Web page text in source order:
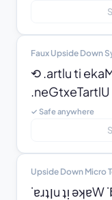
Faux Upside Down
⟲ .artlu ti
✓ Safe anywhere
Upside Down Micro
˙ɐɹʇןu ʇᴉ ǝʞɐW ˙ƃuᴉɥʇʎuɐ ǝpʎ┴ ˙uǝפʇxǝ┴ɐɹʇן∩